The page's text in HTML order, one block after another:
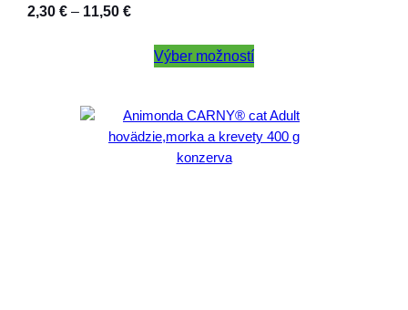
2,30 € – 11,50 €Price
2,30 €Výber možností